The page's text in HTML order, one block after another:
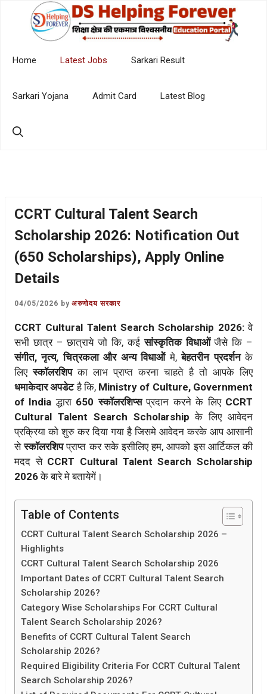
Home Latest Jobs Sarkari Result
Sarkari Yojana Admit Card Latest Blog
CCRT Cultural Talent Search
Scholarship 2026: Notification Out
(650 Scholarships), Apply Online
Details
04/05/2026 byअरुणोदय सरकार
CCRT Cultural Talent Search Scholarship 2026:वे
सभी छात्र – छात्राये जो कि, कईसांस्कृतिक विधाओंजैसे कि –
संगीत, नृत्य, चित्रकला और अन्य विधाओेंमे,बेहतरीन प्रदर्शनके
लिएस्कॉलरशिपका लाभ प्राप्त करना चाहते है तो आपके लिए
धमाकेदार अपडेटहै कि, Ministry of Culture, Government
of Indiaद्धारा 650 स्कॉलरशिप्सप्रदान करने के लिए CCRT
Cultural Talent Search Scholarship के लिए आवेदन
प्रक्रिया को शुरु कर दिया गया है जिसमे आवेदन करके आप आसानी
सेस्कॉलरशिपप्राप्त कर सके इसीलिए हम, आपको इस आर्टिकल की
मदद से CCRT Cultural Talent Search Scholarship
2026के बारे मे बतायेगें।
Table of Contents
CCRT Cultural Talent Search Scholarship 2026 –
Highlights
CCRT Cultural Talent Search Scholarship 2026
Important Dates of CCRT Cultural Talent Search
Scholarship 2026?
Category Wise Scholarships For CCRT Cultural
Talent Search Scholarship 2026?
Benefits of CCRT Cultural Talent Search
Scholarship 2026?
Required Eligibility Criteria For CCRT Cultural Talent
Search Scholarship 2026?